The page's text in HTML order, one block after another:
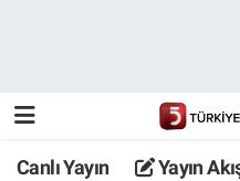
Canlı Yayın Yayın